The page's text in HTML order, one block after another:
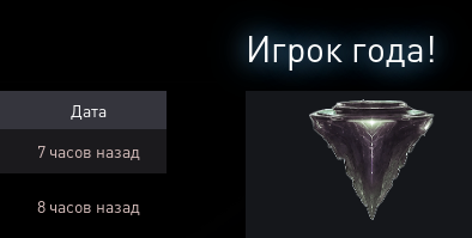
Игрок года!
Дата
7 часов назад
8 часов назад